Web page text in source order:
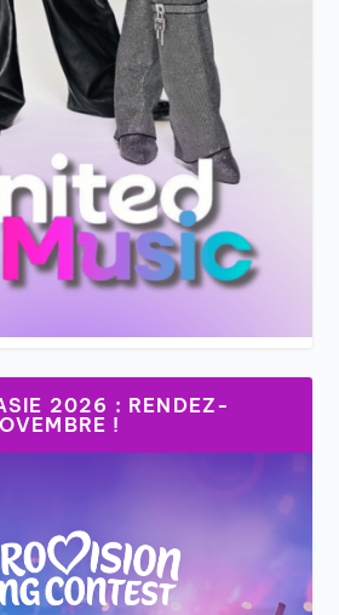
2026 : RENDEZ-
!